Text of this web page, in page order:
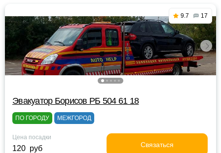
9.7 17
Эвакуатор Борисов РБ 504 61 18
ПО ГОРОДУ МЕЖГОРОД
Цена посадки
120 руб Связаться